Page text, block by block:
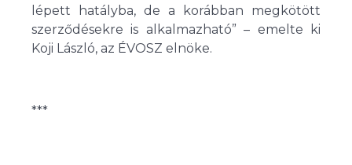
lépett hatályba, de a korábban megkötött
szerződésekre is alkalmazható” – emelte ki
Koji László, az ÉVOSZ elnöke.
***